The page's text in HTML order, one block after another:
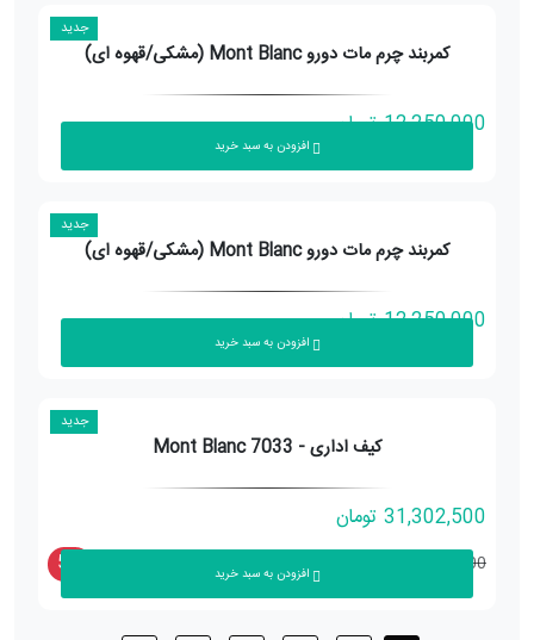
جدید
کمربند چرم مات دورو Mont Blanc (مشکی/قهوه ای)
12,250,000تومان
افزودن به سبد خرید
جدید
کمربند چرم مات دورو Mont Blanc (مشکی/قهوه ای)
12,250,000تومان
افزودن به سبد خرید
جدید
کیف اداری - Mont Blanc 7033
31,302,500 تومان
32,950,000
5% افزودن به سبد خرید